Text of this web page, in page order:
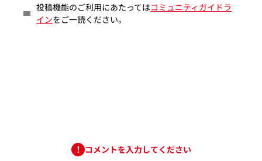
投稿機能のご利用にあたってはコミュニティガイドラ
インをご一読ください。
コメントを入力してください